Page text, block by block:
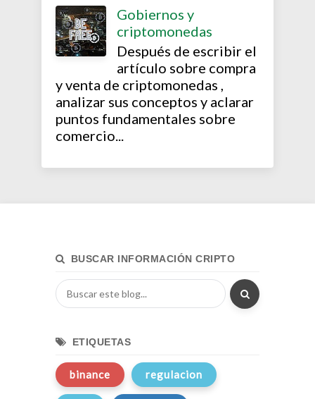
Gobiernos y
criptomonedas
Después de escribir el
artículo sobre compra
y venta de criptomonedas ,
analizar sus conceptos y aclarar
puntos fundamentales sobre
comercio...
BUSCAR INFORMACIÓN CRIPTO
ETIQUETAS
binance regulacion